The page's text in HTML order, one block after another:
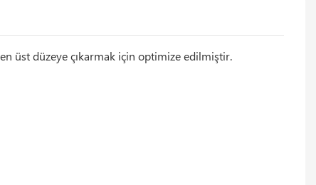
üst düzeye çıkarmak için optimize edilmiştir.